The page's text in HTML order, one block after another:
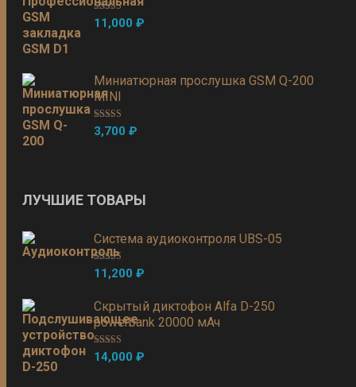
Оценка5.00
из 5
11,000₽
Миниатюрная прослушка GSM Q-200
MINI
Оценка 5.00
из 5
3,700₽
ЛУЧШИЕ ТОВАРЫ
Система аудиоконтроля UBS-05
Оценка5.00
из 5
11,200₽
Скрытый диктофон Alfa D-250
powerbank 20000 мАч
Оценка5.00
из 5
14,000₽